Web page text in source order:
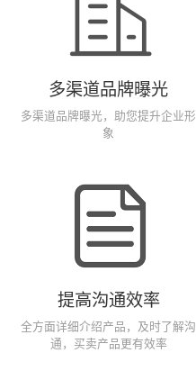
多渠道品牌曝光
多渠道品牌曝光，助您提升企业形
象
提高沟通效率
全方面详细介绍产品，及时了解沟
通，买卖产品更有效率